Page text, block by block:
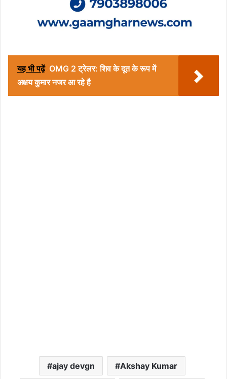
यह भी पढ़ें OMG 2 ट्रेलर: शिव के दूत के रूप में
अक्षय कुमार नजर आ रहे है
ajay devgn Akshay Kumar